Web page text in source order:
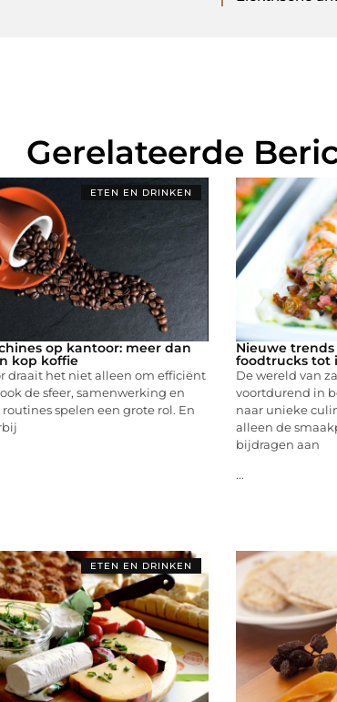
Gerelateerde
ETEN EN DRINKEN
op kantoor: meer dan
kop koffie
draait het niet alleen om efficiënt
de sfeer, samenwerking en
spelen een grote rol. En
Nieuwe
foodtrucks tot
De wereld van
voortdurend in
naar unieke
alleen de
bijdragen aan
...
ETEN EN DRINKEN